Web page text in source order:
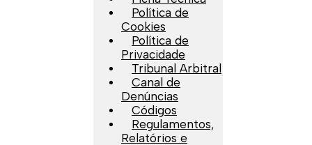
Política de
Cookies
Política de
Privacidade
Tribunal Arbitral
Canal de
Denúncias
Códigos
Regulamentos,
Relatórios e